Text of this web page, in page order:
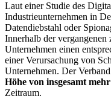
Laut einer Studie des
Industrieunternehmen in
Datendiebstahl oder
Innerhalb der vergangenen
Unternehmen einen
einer Verursachung von
Unternehmen. Der
Höhe von insgesamt
Zeitraum.